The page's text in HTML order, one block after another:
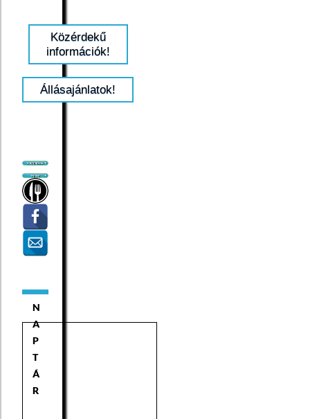
Közérdekű
információk!
Állásajánlatok!
N
A
P
T
Á
R